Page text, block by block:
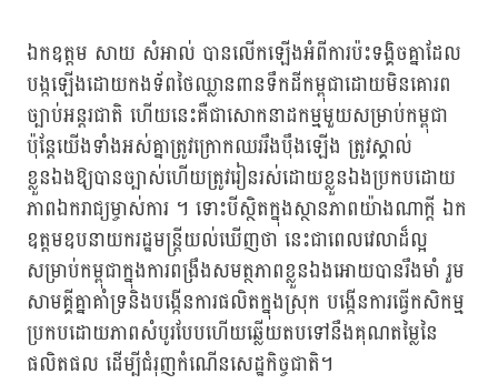
ឯកឧត្តម សាយ សំអាល់ បានលើកឡើងអំពីការប៉ះទង្គិចគ្នាដែល
បង្កឡើងដោយកងទ័ពថៃឈ្លានពានទឹកដីកម្ពុជាដោយមិនគោរព
ច្បាប់អន្តរជាតិ ហើយនេះគឺជាសោកនាដកម្មមួយសម្រាប់កម្ពុជា
ប៉ុន្តែយើងទាំងអស់គ្នាត្រូវក្រោកឈររឹងប៉ឹងឡើង ត្រូវស្គាល់
ខ្លួនឯងឱ្យបានច្បាស់ហើយត្រូវរៀនរស់ដោយខ្លួនឯងប្រកបដោយ
ភាពឯករាជ្យម្ចាស់ការ ។ ទោះបីស្ថិតក្នុងស្ថានភាពយ៉ាងណាក្តី ឯក
ឧត្តមឧបនាយករដ្ឋមន្ត្រីយល់ឃើញថា នេះជាពេលវេលាដ៏ល្អ
សម្រាប់កម្ពុជាក្នុងការពង្រឹងសមត្ថភាពខ្លួនឯងអោយបានរឹងមាំ រួម
សាមគ្គីគ្នាគាំទ្រនិងបង្កើនការផលិតក្នុងស្រុក បង្កើនការធ្វើកសិកម្ម
ប្រកបដោយភាពសំបូរបែបហើយឆ្លើយតបទៅនឹងគុណតម្លៃនៃ
ផលិតផល ដើម្បីជំរុញកំណើនសេដ្ឋកិច្ចជាតិ។